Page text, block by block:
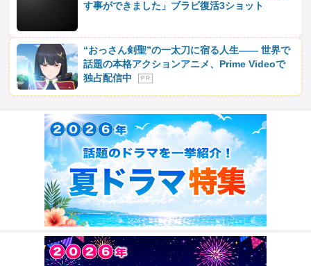
す事ができました」ブラビ復活3ショット
“おっさん剣聖”の一太刀に宿る人生―― 世界で
話題の本格アクションアニメ、Prime Videoで
独占配信中
P R